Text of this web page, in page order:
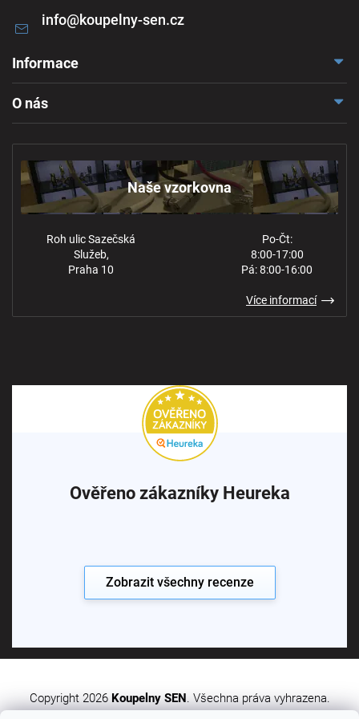
info@koupelny-sen.cz
Informace
Ochrana osobních údajů
O nás
Naše vzorkovna
Roh ulic Sazečská
Služeb,
Praha 10
Po-Čt:
8:00-17:00
Pá: 8:00-16:00
Více informací
Ověřeno zákazníky Heureka
Zobrazit všechny recenze
Copyright 2026 Koupelny SEN. Všechna práva vyhrazena.